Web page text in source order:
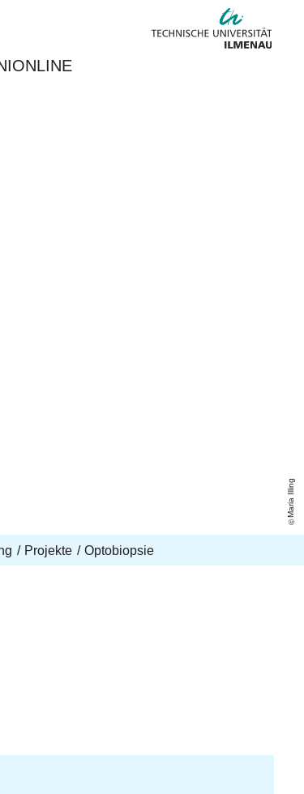
Maria Illing
Projekte Optobiopsie